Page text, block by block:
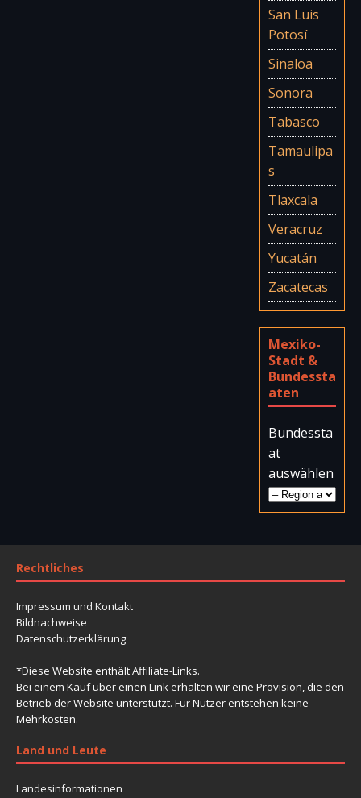
San Luis
Potosí
Sinaloa
Sonora
Tabasco
Tamaulipa
s
Tlaxcala
Veracruz
Yucatán
Zacatecas
Mexiko-
Stadt &
Bundessta
aten
Bundessta
at
auswählen
Rechtliches
Impressum und Kontakt
Bildnachweise
Datenschutzerklärung
*Diese Website enthält Affiliate-Links.
Bei einem Kauf über einen Link erhalten wir eine Provision, die den
Betrieb der Website unterstützt. Für Nutzer entstehen keine
Mehrkosten.
Land und Leute
Landesinformationen